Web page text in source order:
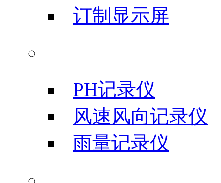
订制显示屏
PH记录仪
风速风向记录仪
雨量记录仪